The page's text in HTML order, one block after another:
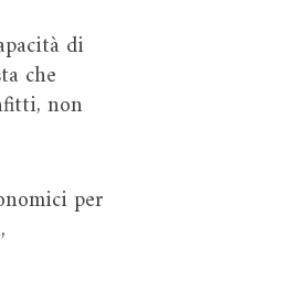
di
che
non
per